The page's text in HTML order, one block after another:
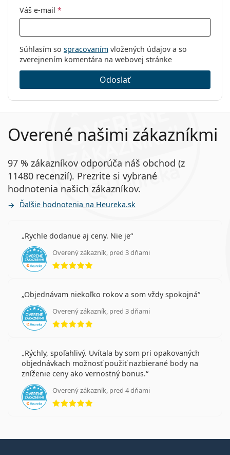
Váš e-mail *
Súhlasím so spracovaním vložených údajov a so
zverejnením komentára na webovej stránke
Odoslať
Overené našimi zákazníkmi
97 % zákazníkov odporúča náš obchod (z
11480 recenzií). Prezrite si vybrané
hodnotenia našich zákazníkov.
Ďalšie hodnotenia na Heureka.sk
Rychle dodanue aj ceny. Nie je
Overený zákazník, pred 3 dňami
hodnotenie 5 z 5
Objednávam niekoľko rokov a som vždy spokojná
Overený zákazník, pred 3 dňami
hodnotenie 5 z 5
Rýchly, spoľahlivý. Uvítala by som pri opakovaných
objednávkach možnosť použiť nazbierané body na
zníženie ceny ako vernostný bonus.
Overený zákazník, pred 4 dňami
hodnotenie 5 z 5